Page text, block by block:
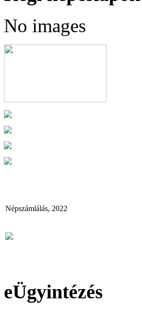
No images
Népszámlálás, 2022
eÜgyintézés